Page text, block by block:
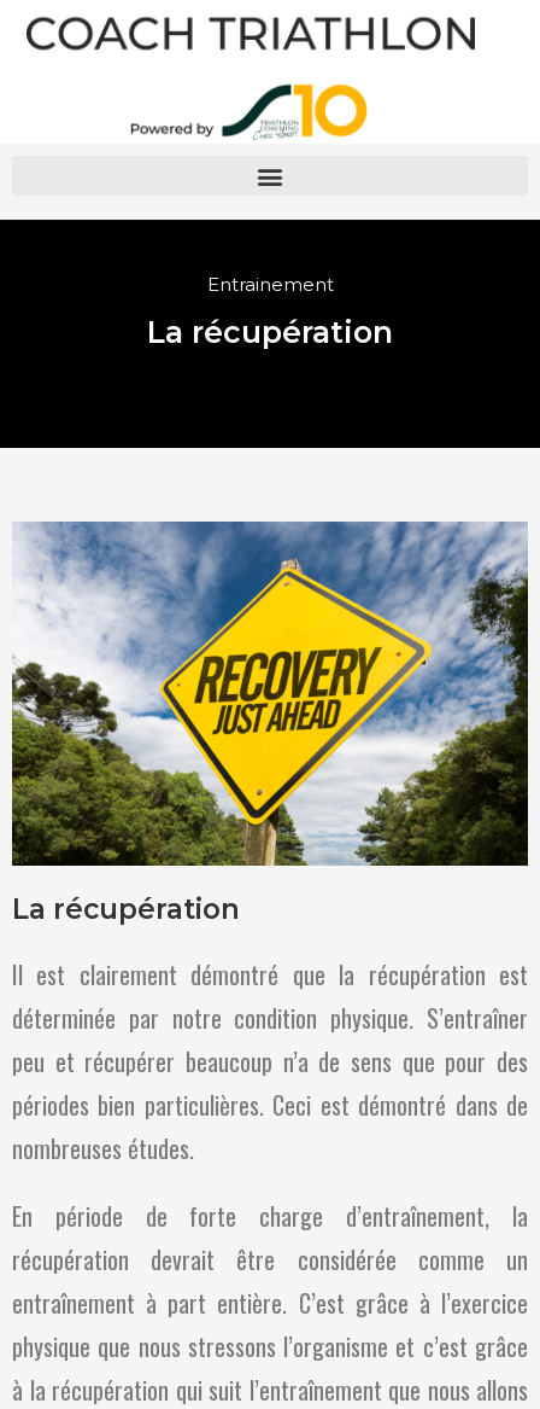
Entrainement
La récupération
La récupération
Il est clairement démontré que la récupération est
déterminée par notre condition physique. S’entraîner
peu et récupérer beaucoup n’a de sens que pour des
périodes bien particulières. Ceci est démontré dans de
nombreuses études.
En période de forte charge d’entraînement, la
récupération devrait être considérée comme un
entraînement à part entière. C’est grâce à l’exercice
physique que nous stressons l’organisme et c’est grâce
à la récupération qui suit l’entraînement que nous allons